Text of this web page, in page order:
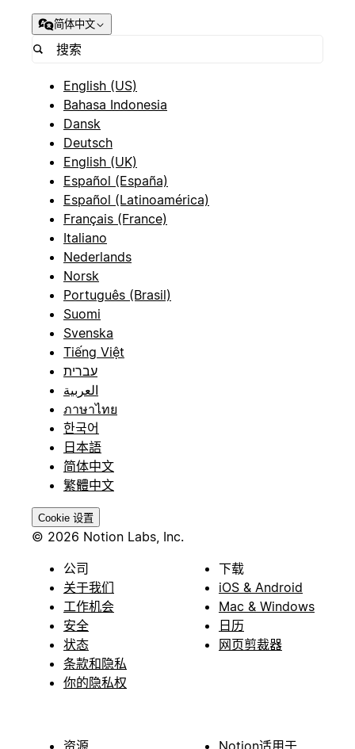
简体中文
English (US)
Bahasa Indonesia
Dansk
Deutsch
English (UK)
Español (España)
Español (Latinoamérica)
Français (France)
Italiano
Nederlands
Norsk
Português (Brasil)
Suomi
Svenska
Tiếng Việt
עברית
العربية
ภาษาไทย
한국어
日本語
简体中文
繁體中文
Cookie 设置
© 2026 Notion Labs, Inc.
公司
关于我们
工作机会
安全
状态
条款和隐私
你的隐私权
下载
iOS & Android
Mac & Windows
日历
网页剪裁器